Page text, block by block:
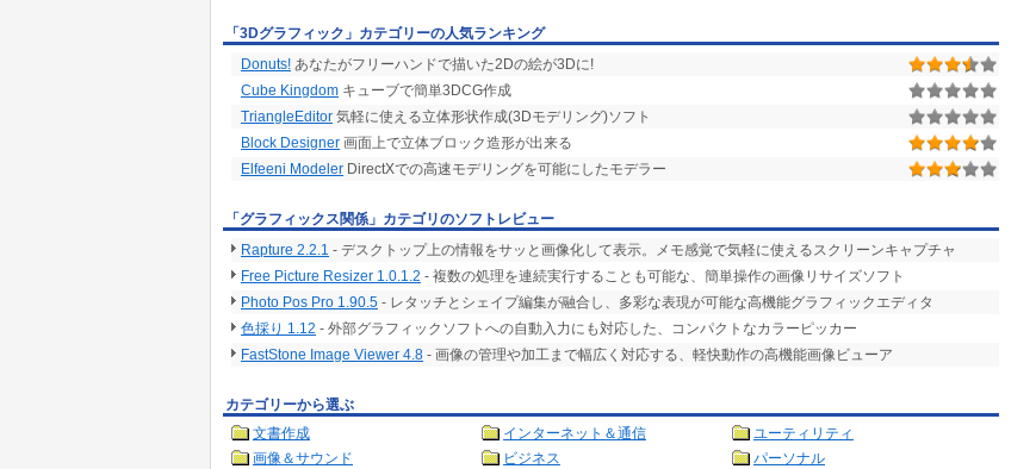
「3Dグラフィック」カテゴリーの人気ランキング
Donuts! あなたがフリーハンドで描いた2Dの絵が3Dに!
Cube Kingdom キューブで簡単3DCG作成
TriangleEditor 気軽に使える立体形状作成(3Dモデリング)ソフト
Block Designer 画面上で立体ブロック造形が出来る
Elfeeni Modeler DirectXでの高速モデリングを可能にしたモデラー
「グラフィックス関係」カテゴリのソフトレビュー
Rapture 2.2.1 - デスクトップ上の情報をサッと画像化して表示。メモ感覚で気軽に使えるスクリーンキャプチャ
Free Picture Resizer 1.0.1.2 - 複数の処理を連続実行することも可能な、簡単操作の画像リサイズソフト
Photo Pos Pro 1.90.5 - レタッチとシェイプ編集が融合し、多彩な表現が可能な高機能グラフィックエディタ
色採り 1.12 - 外部グラフィックソフトへの自動入力にも対応した、コンパクトなカラーピッカー
FastStone Image Viewer 4.8 - 画像の管理や加工まで幅広く対応する、軽快動作の高機能画像ビューア
カテゴリーから選ぶ
文書作成
インターネット＆通信
ユーティリティ
画像＆サウンド
ビジネス
パーソナル